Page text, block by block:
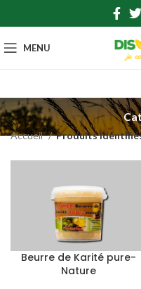
MENU
Accueil Produits
Beurre de Karité pure-
Nature